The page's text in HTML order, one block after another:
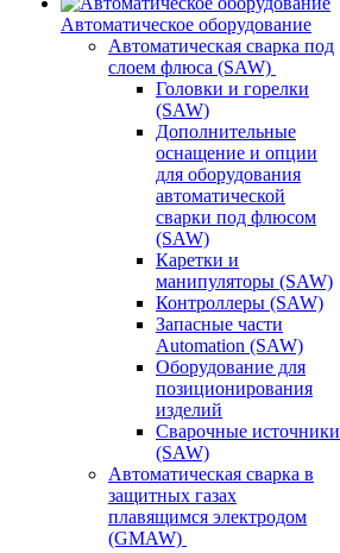
Автоматическое оборудование
Автоматическая сварка под
слоем флюса (SAW)
Головки и горелки
(SAW)
Дополнительные
оснащение и опции
для оборудования
автоматической
сварки под флюсом
(SAW)
Каретки и
манипуляторы (SAW)
Контроллеры (SAW)
Запасные части
Automation (SAW)
Оборудование для
позиционирования
изделий
Сварочные источники
(SAW)
Автоматическая сварка в
защитных газах
плавящимся электродом
(GMAW)